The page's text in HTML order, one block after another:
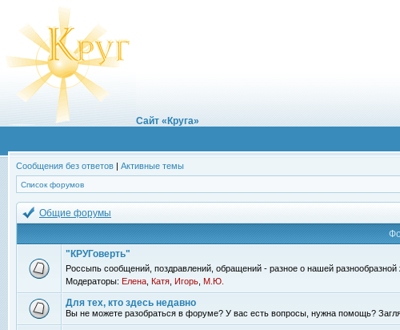
Сайт «Круга»
Сообщения без ответов | Активные темы
Список форумов
Общие форумы
"КРУГоверть"
Россыпь сообщений, поздравлений, обращений - разное о нашей разнообразной
Модераторы: Елена Катя Игорь М.Ю.
Для тех, кто здесь недавно
Вы не можете разобраться в форуме? У вас есть вопросы, нужна помощь?